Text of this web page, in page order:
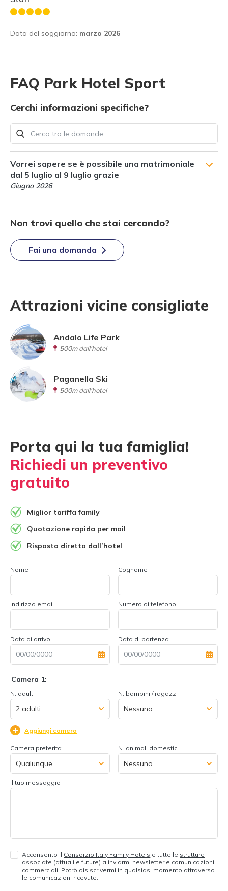
Data del soggiorno: marzo 2026
FAQ Park Hotel Sport
Cerchi informazioni specifiche?
Vorrei sapere se è possibile una matrimoniale
dal 5 luglio al 9 luglio grazie
Giugno 2026
Non trovi quello che stai cercando?
Fai una domanda
Attrazioni vicine consigliate
Andalo Life Park
500m dall'hotel
Paganella Ski
500m dall'hotel
Porta qui la tua famiglia!
Richiedi un preventivo
gratuito
Miglior tariffa family
Quotazione rapida per mail
Risposta diretta dall’hotel
Nome Cognome
Indirizzo email Numero di telefono
Data di arrivo Data di partenza
Camera 1:
N. adulti N. bambini / ragazzi
Aggiungi camera
Camera preferita N. animali domestici
Il tuo messaggio
Acconsento il Consorzio Italy Family Hotels e tutte le strutture
associate (attuali e future) a inviarmi newsletter e comunicazioni
commerciali. Potrò disiscrivermi in qualsiasi momento attraverso
le comunicazioni ricevute.